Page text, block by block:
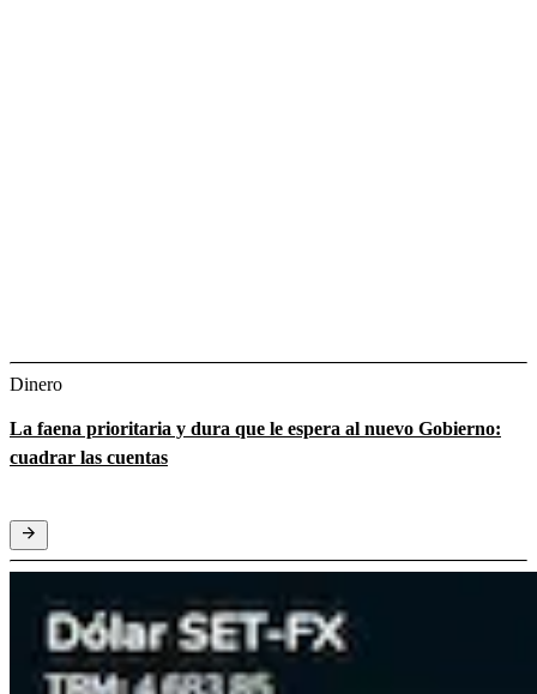
Dinero
La faena prioritaria y dura que le espera al nuevo Gobierno:
cuadrar las cuentas